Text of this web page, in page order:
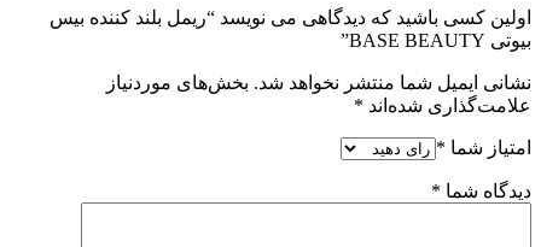
اولین کسی باشید که دیدگاهی می نویسد “ریمل بلند کننده بیس
بیوتی BASE BEAUTY”
نشانی ایمیل شما منتشر نخواهد شد. بخش‌های موردنیاز
علامت‌گذاری شده‌اند *
امتیاز شما *
دیدگاه شما *